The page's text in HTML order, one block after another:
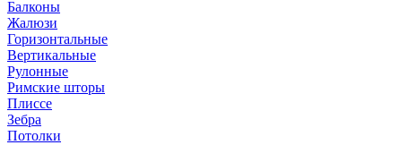
Балконы
Жалюзи
Горизонтальные
Вертикальные
Рулонные
Римские шторы
Плиссе
Зебра
Потолки